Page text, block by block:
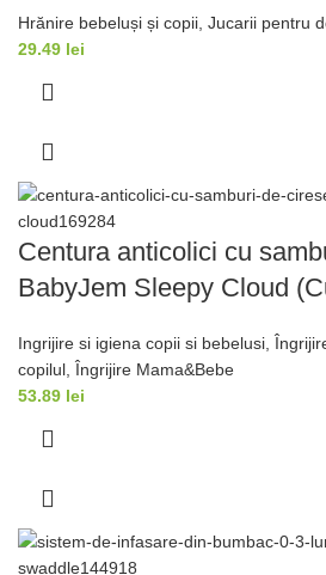
Hrănire bebeluși și copii Jucarii pentru
29.49 lei
Centura anticolici cu
BabyJem Sleepy Cloud
Ingrijire si igiena copii si bebelusi
copilul Îngrijire Mama&Bebe
53.89 lei